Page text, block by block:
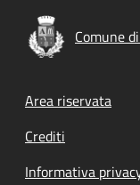
Comune
Footer
Area riservata
Crediti
Informativa